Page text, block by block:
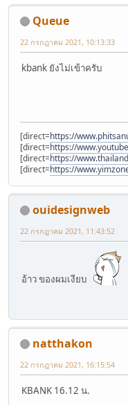
Queue
22 กรกฎาคม 2021, 10:13:33
kbank ยังไม่เข้าครับ
[direct=https://
[direct=https://
[direct=https://
[direct=https://
ouidesignweb
22 กรกฎาคม 2021, 11:43:52
อ้าว ของผมเงียบ
natthakon
22 กรกฎาคม 2021, 16:15:54
KBANK 16.12 น.